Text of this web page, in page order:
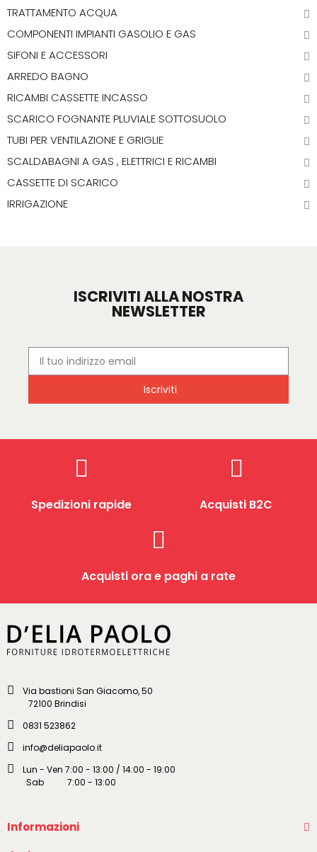
TRATTAMENTO ACQUA
COMPONENTI IMPIANTI GASOLIO E GAS
SIFONI E ACCESSORI
ARREDO BAGNO
RICAMBI CASSETTE INCASSO
SCARICO FOGNANTE PLUVIALE SOTTOSUOLO
TUBI PER VENTILAZIONE E GRIGLIE
SCALDABAGNI A GAS , ELETTRICI E RICAMBI
CASSETTE DI SCARICO
IRRIGAZIONE
ISCRIVITI ALLA NOSTRA
NEWSLETTER
Iscriviti
Spedizioni rapide Acquisti B2C
Acquisti ora e paghi a rate
Via bastioni San Giacomo, 50
72100 Brindisi
0831 523862
info@deliapaolo.it
Lun - Ven 7:00 - 13:00 / 14:00 - 19:00
Sab 7:00 - 13:00
Informazioni